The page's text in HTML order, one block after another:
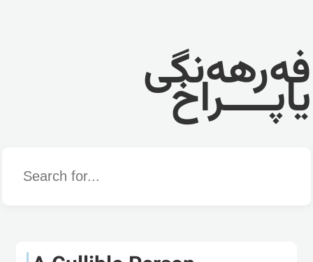
فەرهەنگی
یاپــــراخ
Word